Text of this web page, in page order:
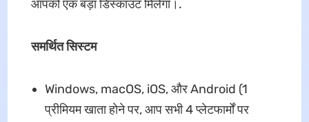
आपको एक बड़ा डिस्काउंट मिलेगा।.
समर्थित सिस्टम
Windows, macOS, iOS, और Android (1
प्रीमियम खाता होने पर, आप सभी 4 प्लेटफार्मों पर